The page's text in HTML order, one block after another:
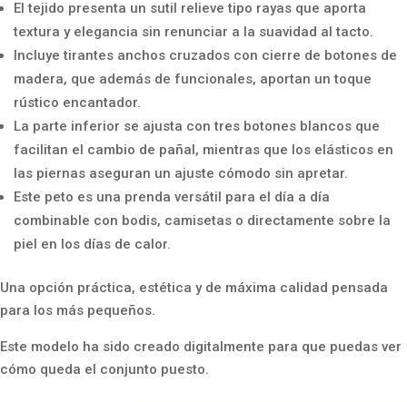
El tejido presenta un sutil relieve tipo rayas que aporta
textura y elegancia sin renunciar a la suavidad al tacto.
Incluye tirantes anchos cruzados con cierre de botones de
madera, que además de funcionales, aportan un toque
rústico encantador.
La parte inferior se ajusta con tres botones blancos que
facilitan el cambio de pañal, mientras que los elásticos en
las piernas aseguran un ajuste cómodo sin apretar.
Este peto es una prenda versátil para el día a día
combinable con bodis, camisetas o directamente sobre la
piel en los días de calor.
Una opción práctica, estética y de máxima calidad pensada
para los más pequeños.
Este modelo ha sido creado digitalmente para que puedas ver
cómo queda el conjunto puesto.